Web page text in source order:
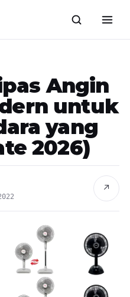
Angin
untuk
yang
2026)
↗